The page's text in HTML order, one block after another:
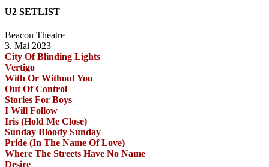
U2 SETLIST
Beacon Theatre
3. Mai 2023
City Of Blinding Lights
Vertigo
With Or Without You
Out Of Control
Stories For Boys
I Will Follow
Iris (Hold Me Close)
Sunday Bloody Sunday
Pride (In The Name Of Love)
Where The Streets Have No Name
Desire